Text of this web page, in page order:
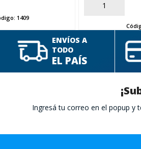
1409
AÑADIR
ENVÍOS A
TODO
EL PAÍS
Ingresá tu correo en el popup y